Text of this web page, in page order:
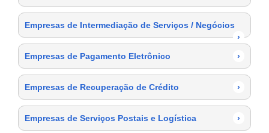
Empresas de Intermediação de Serviços / Negócios
›
Empresas de Pagamento Eletrônico
›
Empresas de Recuperação de Crédito ›
Empresas de Serviços Postais e Logística ›